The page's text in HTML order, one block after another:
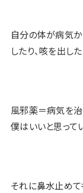
自分の体が病気
したり、咳を出し
風邪薬＝病気を治
僕はいいと思って
それに鼻水止めて